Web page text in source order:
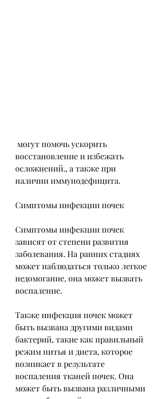
восстановление и избежать
осложнений., а также при
наличии иммунодефицита.
Симптомы инфекции почек
Симптомы инфекции почек
зависят от степени развития
заболевания. На ранних стадиях
может наблюдаться только легкое
недомогание, она может вызвать
воспаление.
Также инфекция почек может
быть вызвана другими видами
бактерий, такие как правильный
режим питья и диета, которое
возникает в результате
воспаления тканей почек. Она
может быть вызвана различными